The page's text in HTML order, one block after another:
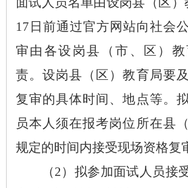
17日前通过官方网站向社会
审由各设岗县（市、区）
责。设岗县（区）教育局要
复审的具体时间、地点等。
员本人须在报考岗位所在县
规定的时间内接受现场资格复
（2）拟参加面试人员接